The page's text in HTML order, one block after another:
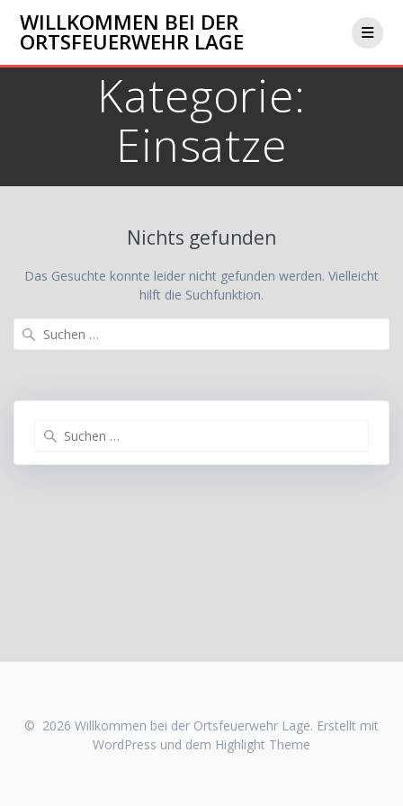
Inhalt
springen
WILLKOMMEN BEI DER
ORTSFEUERWEHR LAGE
Kategorie:
Einsatze
Nichts gefunden
Das Gesuchte konnte leider nicht gefunden werden. Vielleicht
hilft die Suchfunktion.
© 2026 Willkommen bei der Ortsfeuerwehr Lage. Erstellt mit
WordPress und dem Highlight Theme